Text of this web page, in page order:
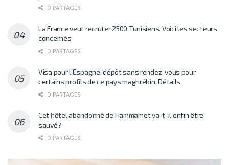
0 PARTAGES
La France veut recruter 2500 Tunisiens. Voici les secteurs
concernés
0 PARTAGES
Visa pour l’Espagne: dépôt sans rendez-vous pour
certains profils de ce pays maghrébin. Détails
0 PARTAGES
Cet hôtel abandonné de Hammamet va-t-il enfin être
sauvé?
0 PARTAGES